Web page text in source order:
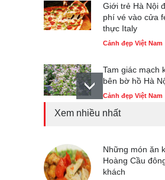
Giới trẻ Hà Nội
phí vé vào cửa
thực Italy
Cảnh đẹp Việt Nam
Tam giác mạch
bên bờ hồ Hà
Cảnh đẹp Việt Nam
Cảnh đẹp Việt Nam
Những món ăn
Xem nhiều nhất
Những món ăn
Hoàng Cầu
khách